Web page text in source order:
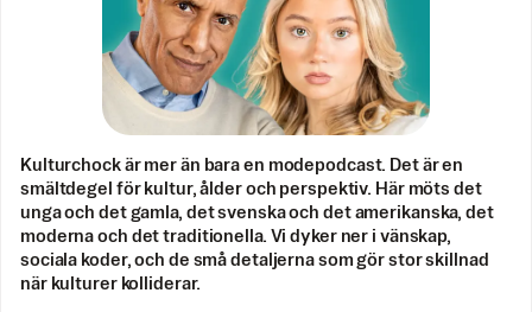
Kulturchock är mer än bara en modepodcast. Det är en
smältdegel för kultur, ålder och perspektiv. Här möts det
unga och det gamla, det svenska och det amerikanska, det
moderna och det traditionella. Vi dyker ner i vänskap,
sociala koder, och de små detaljerna som gör stor skillnad
när kulturer kolliderar.